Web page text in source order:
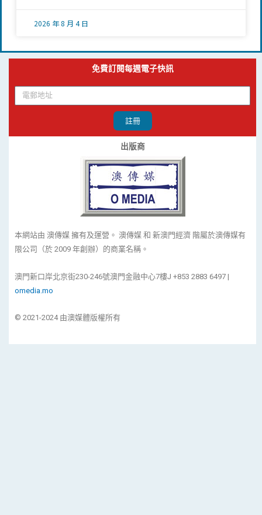
2026 年 8 月 4 日
免費訂閱每週電子快訊
註冊
出版商
本網站由 澳傳媒 擁有及運營。 澳傳媒 和 新澳門經濟 階屬於澳傳媒有
限公司（於 2009 年創辦）的商業名稱。
澳門新口岸北京街230-246號澳門金融中心7樓J +853 2883 6497 |
omedia.mo
© 2021-2024 由澳媒體版權所有